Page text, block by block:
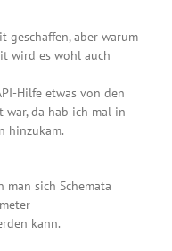
geschaffen, aber warum
wird es wohl auch
Hilfe etwas von den
war, da hab ich mal in
hinzukam.
man sich Schemata
kann.